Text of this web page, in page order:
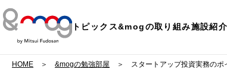
トピックス&mogの取り組み施設紹介
HOME &mogの勉強部屋 スタートアップ投資実務の